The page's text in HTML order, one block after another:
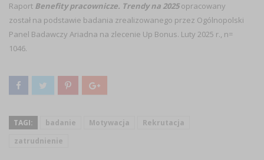
Raport Benefity pracownicze. Trendy na 2025 opracowany
został na podstawie badania zrealizowanego przez Ogólnopolski
Panel Badawczy Ariadna na zlecenie Up Bonus. Luty 2025 r., n=
1046.
TAGI: badanie Motywacja
Rekrutacja
zatrudnienie